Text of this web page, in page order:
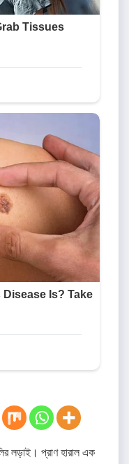
লড়াই। প্রাণ হারাল এক